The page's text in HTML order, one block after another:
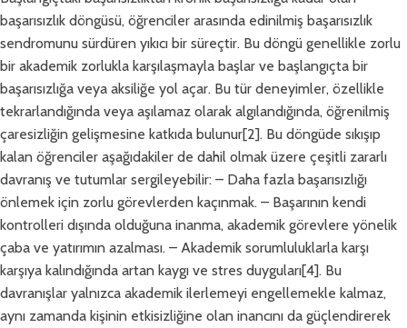
başarısızlık döngüsü, öğrenciler arasında edinilmiş başarısızlık
sendromunu sürdüren yıkıcı bir süreçtir. Bu döngü genellikle zorlu
bir akademik zorlukla karşılaşmayla başlar ve başlangıçta bir
başarısızlığa veya aksiliğe yol açar. Bu tür deneyimler, özellikle
tekrarlandığında veya aşılamaz olarak algılandığında, öğrenilmiş
çaresizliğin gelişmesine katkıda bulunur[2]. Bu döngüde sıkışıp
kalan öğrenciler aşağıdakiler de dahil olmak üzere çeşitli zararlı
davranış ve tutumlar sergileyebilir: – Daha fazla başarısızlığı
önlemek için zorlu görevlerden kaçınmak. – Başarının kendi
kontrolleri dışında olduğuna inanma, akademik görevlere yönelik
çaba ve yatırımın azalması. – Akademik sorumluluklarla karşı
karşıya kalındığında artan kaygı ve stres duyguları[4]. Bu
davranışlar yalnızca akademik ilerlemeyi engellemekle kalmaz,
aynı zamanda kişinin etkisizliğine olan inancını da güçlendirerek